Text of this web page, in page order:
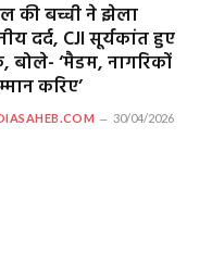
की बच्ची ने झेला
दर्द, CJI सूर्यकांत हुए
बोले- ‘मैडम, नागरिकों
करिए’
30/04/2026